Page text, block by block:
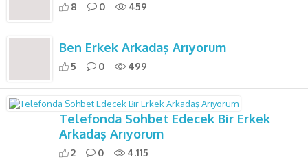
8 0 459
Ben Erkek Arkadaş Arıyorum
5 0 499
Telefonda Sohbet Edecek Bir Erkek
Arkadaş Arıyorum
2 0 4.115